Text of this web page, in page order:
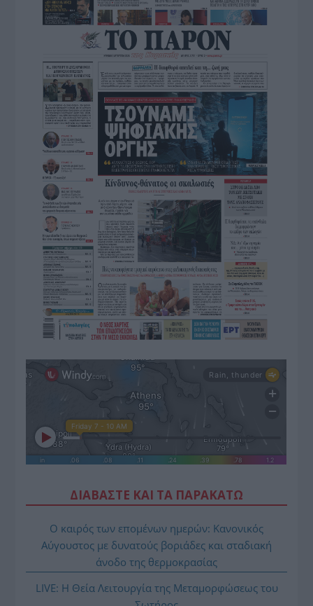
ΔΙΑΒΑΣΤΕ ΚΑΙ ΤΑ ΠΑΡΑΚΑΤΩ
Ο καιρός των επομένων ημερών: Κανονικός
Αύγουστος με δυνατούς βοριάδες και σταδιακή
άνοδο της θερμοκρασίας
LIVE: Η Θεία Λειτουργία της Μεταμορφώσεως του